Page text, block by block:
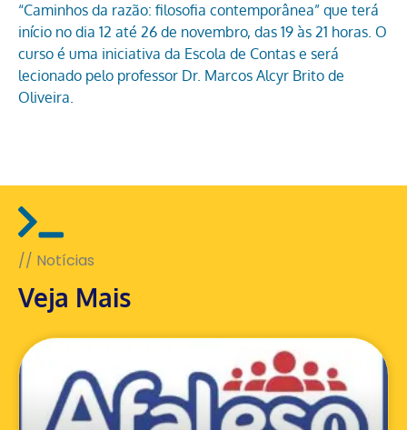
“Caminhos da razão: filosofia contemporânea” que terá
início no dia 12 até 26 de novembro, das 19 às 21 horas. O
curso é uma iniciativa da Escola de Contas e será
lecionado pelo professor Dr. Marcos Alcyr Brito de
Oliveira.
// Notícias
Veja Mais